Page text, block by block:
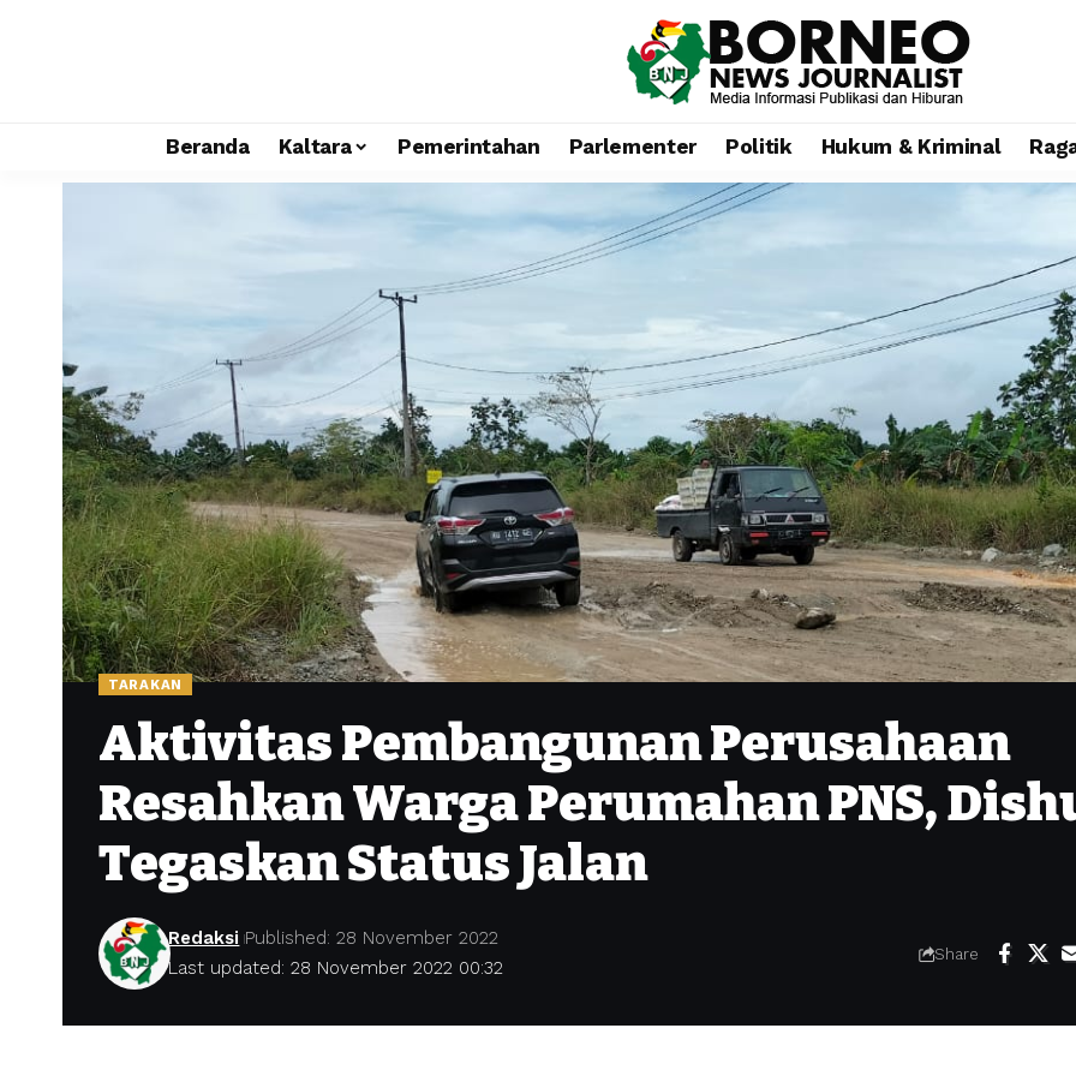
Beranda Kaltara Pemerintahan Parlementer Politik Hukum & Kriminal
TARAKAN
Aktivitas Pembangunan Perusahaan
Resahkan Warga Perumahan PNS,
Tegaskan Status Jalan
Last updated: 28 November 2022 00:32
Redaksi Published: 28 November 2022
Share